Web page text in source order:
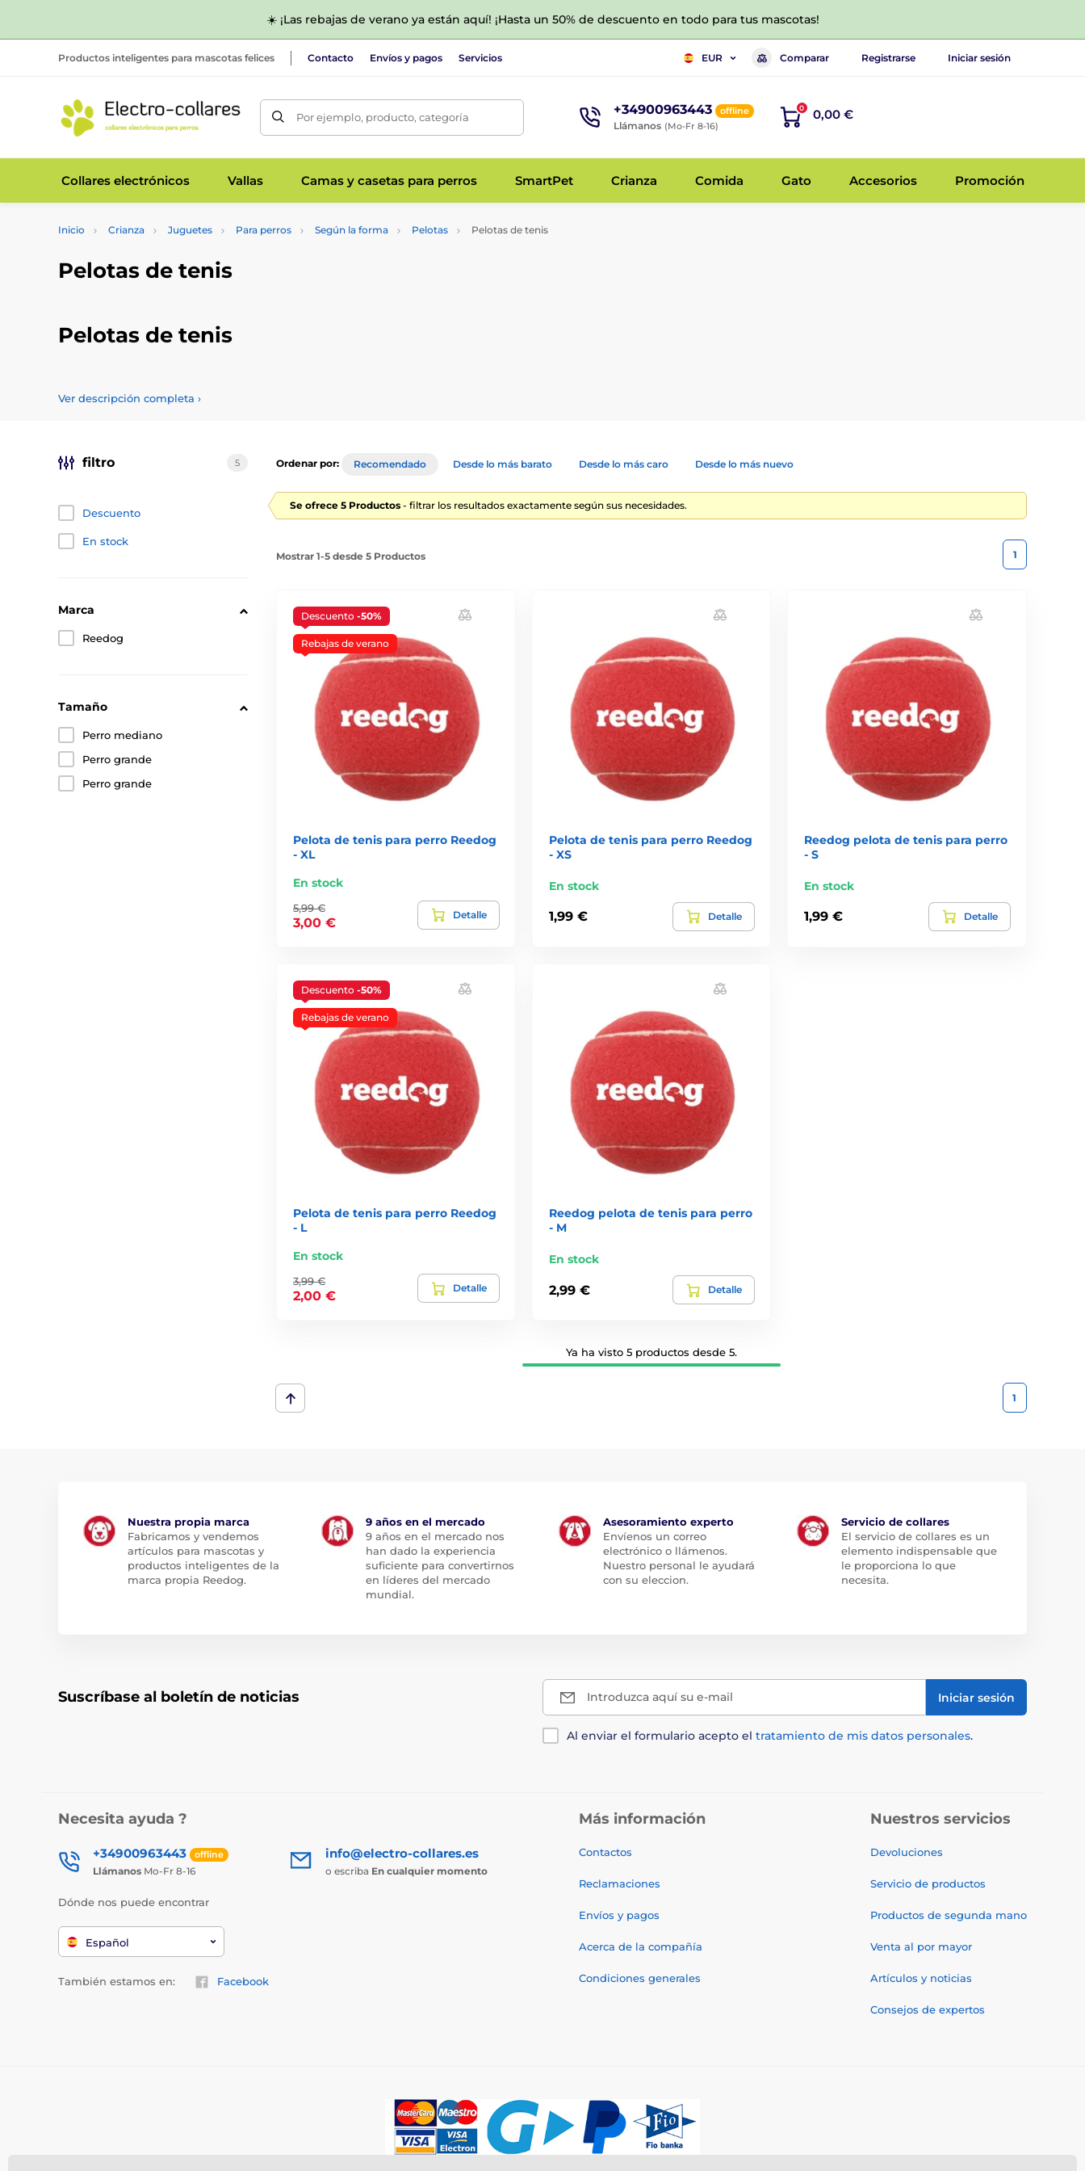
☀️ ¡Las rebajas de verano ya están aquí! ¡Hasta un 50% de descuento en todo para tus mascotas!
Productos inteligentes para mascotas felices Contacto Envíos y pagos Servicios EUR Comparar Registrarse Iniciar sesión
Por ejemplo, producto, categoría +34900963443 offline
Llámanos (Mo-Fr 8-16)
0 0,00 €
Collares electrónicos Vallas Camas y casetas para perros SmartPet Crianza Comida Gato Accesorios Promoción
Inicio Crianza Juguetes Para perros Según la forma Pelotas Pelotas de tenis
Pelotas de tenis
Pelotas de tenis
Ver descripción completa ›
filtro 5
Descuento
En stock
Marca
Reedog
Tamaño
Perro mediano
Perro grande
Perro grande
Ordenar por: Recomendado Desde lo más barato Desde lo más caro Desde lo más nuevo
Se ofrece 5 Productos - filtrar los resultados exactamente según sus necesidades.
Mostrar 1-5 desde 5 Productos 1
Descuento -50%
Rebajas de verano
Pelota de tenis para perro Reedog
- XL
En stock
5,99 €
3,00 €
Detalle
Pelota de tenis para perro Reedog
- XS
En stock
1,99 € Detalle
Reedog pelota de tenis para perro
- S
En stock
1,99 € Detalle
Descuento -50%
Rebajas de verano
Pelota de tenis para perro Reedog
- L
En stock
3,99 €
2,00 €
Detalle
Reedog pelota de tenis para perro
- M
En stock
2,99 € Detalle
Ya ha visto 5 productos desde 5.
1
Nuestra propia marca
Fabricamos y vendemos
artículos para mascotas y
productos inteligentes de la
marca propia Reedog.
9 años en el mercado
9 años en el mercado nos
han dado la experiencia
suficiente para convertirnos
en líderes del mercado
mundial.
Asesoramiento experto
Envíenos un correo
electrónico o llámenos.
Nuestro personal le ayudará
con su eleccion.
Servicio de collares
El servicio de collares es un
elemento indispensable que
le proporciona lo que
necesita.
Suscríbase al boletín de noticias Introduzca aquí su e-mail Iniciar sesión
Al enviar el formulario acepto el tratamiento de mis datos personales.
Necesita ayuda ?
+34900963443 offline
Llámanos Mo-Fr 8-16
info@electro-collares.es
o escriba En cualquier momento
Dónde nos puede encontrar
Español
También estamos en: Facebook
Más información
Contactos
Reclamaciones
Envíos y pagos
Acerca de la compañía
Condiciones generales
Nuestros servicios
Devoluciones
Servicio de productos
Productos de segunda mano
Venta al por mayor
Artículos y noticias
Consejos de expertos